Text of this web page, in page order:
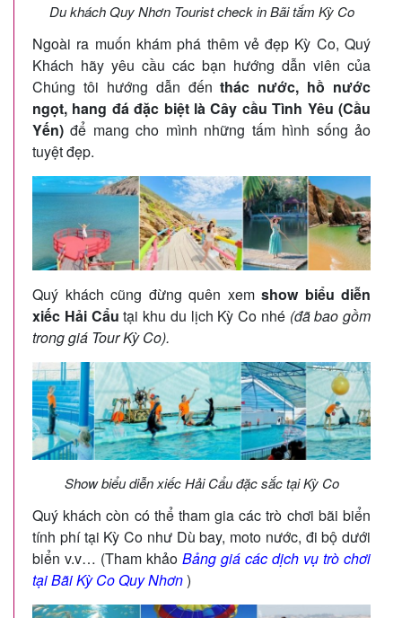
Du khách Quy Nhơn Tourist check in Bãi tắm Kỳ Co
Ngoài ra muốn khám phá thêm vẻ đẹp Kỳ Co, Quý
Khách hãy yêu cầu các bạn hướng dẫn viên của
Chúng tôi hướng dẫn đếnthác nước, hồ nước
ngọt, hang đá đặc biệt là Cây cầu Tình Yêu (Cầu
Yến)để mang cho mình những tấm hình sống ảo
tuyệt đẹp.
Quý khách cũng đừng quên xem show biểu diễn
xiếc Hải Cẩu tại khu du lịch Kỳ Co nhé (đã bao gồm
trong giá Tour Kỳ Co).
Show biểu diễn xiếc Hải Cẩu đặc sắc tại Kỳ Co
Quý khách còn có thể tham gia các trò chơi bãi biển
tính phí tại Kỳ Co như Dù bay, moto nước, đi bộ dưới
biển v.v… (Tham khảo Bảng giá các dịch vụ trò chơi
tại Bãi Kỳ Co Quy Nhơn)